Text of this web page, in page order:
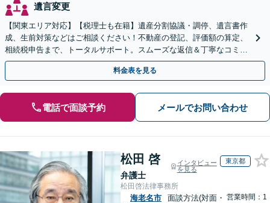
遺言変更
【関東エリア対応】【税理士も在籍】遺産分割協議・調停、遺言書作
成、生前対策などはご相談ください！不動産の登記、評価額の算定、
相続税申告まで、トータルサポート。スムーズな返信＆丁寧なコミュ
ニケーション◎お気軽にご相談ください。
料金表を見る
電話で面談予約 メールでお問い合わせ
松田 啓
弁護士
インタビュー
を見る
東京都
松田啓法律事務所
海老名市
面談方法(対面・ 営業時間：1